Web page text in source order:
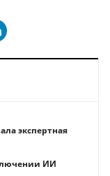
экспертная
ИИ